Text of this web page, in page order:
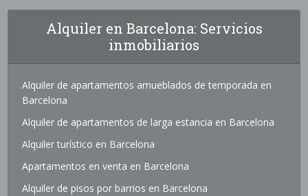
Alquiler en Barcelona: Servicios
inmobiliarios
Alquiler de apartamentos amueblados de temporada en
Barcelona
Alquiler de apartamentos de larga estancia en Barcelona
Alquiler turístico en Barcelona
Apartamentos en venta en Barcelona
Alquiler de pisos por barrios en Barcelona